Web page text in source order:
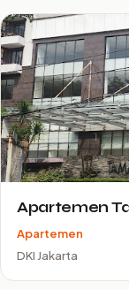
Apartemen
Apartemen
DKI Jakarta